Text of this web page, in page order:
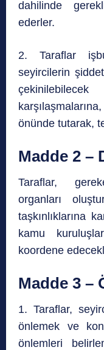
dahilinde
ederler.
2. Taraflar
seyircilerin
önünde tutarak,
Madde 2 –
Taraflar,
organları
taşkınlıklarına
kamu
koordene
Madde 3 –
1. Taraflar,
önlemek ve
önlemleri